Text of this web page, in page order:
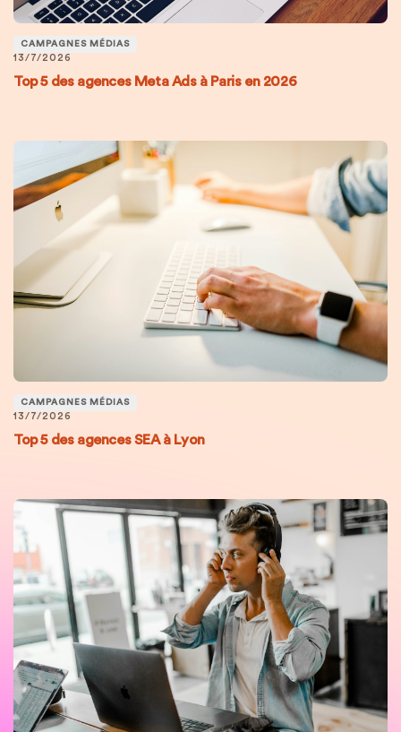
CAMPAGNES MÉDIAS
13/7/2026
Top 5 des agences Meta Ads à Paris en 2026
CAMPAGNES MÉDIAS
13/7/2026
Top 5 des agences SEA à Lyon